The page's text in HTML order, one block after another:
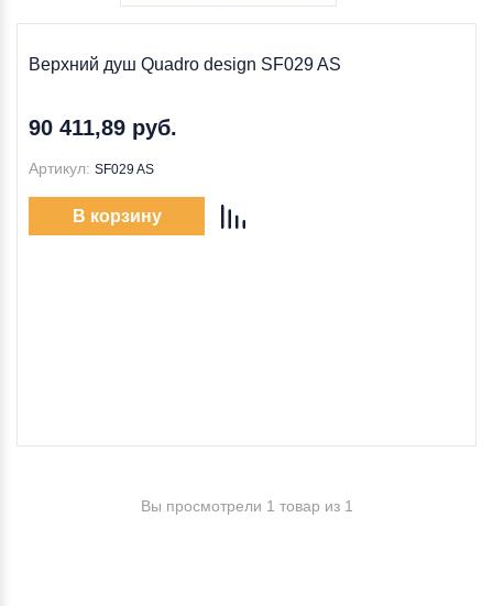
Верхний душ Quadro design SF029 AS
90 411,89 руб.
Артикул: SF029 AS
В корзину
Вы просмотрели 1 товар из 1